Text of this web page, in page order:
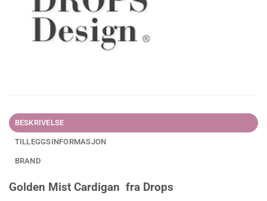
BESKRIVELSE
TILLEGGSINFORMASJON
BRAND
Golden Mist Cardigan fra Drops